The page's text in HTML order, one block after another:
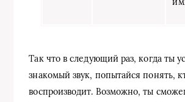
Так что в следующий раз, когда ты
знакомый звук, попытайся понять,
воспроизводит. Возможно, ты